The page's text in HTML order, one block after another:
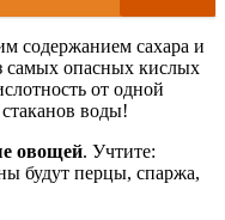
содержанием сахара и
самых опасных кислых
от одной
воды!
овощей. Учтите:
будут перцы, спаржа,